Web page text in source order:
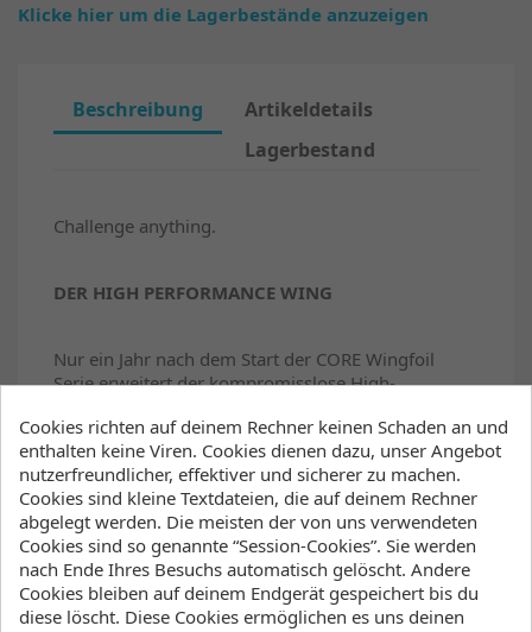
Klicke hier um die Lagerbestände anzuzeigen
Beschreibung
Artikeldetails
Lagerbestand
Challenge anything.
DER HIGH PERFORMANCE WING
Nur ein Jahr nach dem Start der CORE Wingfoil
Serie erweitert der kompromisslose High-
Verwendung hochwertigster Materialen und
innovativer Bauweise konnten wir Grenzen neu
definieren. Die hohe Steifigkeit des Airframes in
Verbindung mit einem flachen High-Speed-Profil
ermöglichen eine ungeahnt sportliche Fahrweise
mit dem Halo Pro. Sein geringes Gewicht und die
intuitive Steuerung sorgen dabei stets für perfekten
Drift und maximale Kontrolle.
Der durchgängige Boom mit seiner langen
Cookies richten auf deinem Rechner keinen Schaden an und
enthalten keine Viren. Cookies dienen dazu, unser Angebot
nutzerfreundlicher, effektiver und sicherer zu machen.
Cookies sind kleine Textdateien, die auf deinem Rechner
abgelegt werden. Die meisten der von uns verwendeten
Cookies sind so genannte “Session-Cookies”. Sie werden
nach Ende Ihres Besuchs automatisch gelöscht. Andere
Cookies bleiben auf deinem Endgerät gespeichert bis du
diese löscht. Diese Cookies ermöglichen es uns deinen